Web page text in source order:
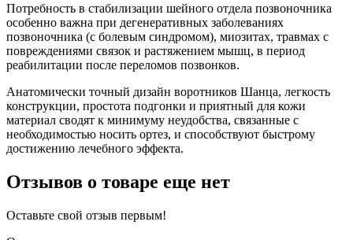
Потребность в стабилизации шейного отдела позвоночника
особенно важна при дегенеративных заболеваниях
позвоночника (с болевым синдромом), миозитах, травмах с
повреждениями связок и растяжением мышц, в период
реабилитации после переломов позвонков.
Анатомически точный дизайн воротников Шанца, легкость
конструкции, простота подгонки и приятный для кожи
материал сводят к минимуму неудобства, связанные с
необходимостью носить ортез, и способствуют быстрому
достижению лечебного эффекта.
Отзывов о товаре еще нет
Оставьте свой отзыв первым!